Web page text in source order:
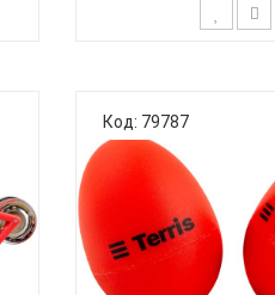
с
(томат) Шейкер -
музыкальный
используемый для
а также для
оригинального
универсальный
можно
Код: 79787